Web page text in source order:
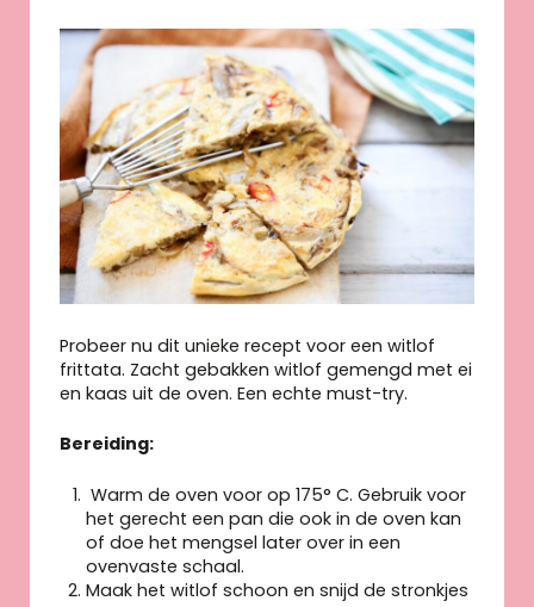
Probeer nu dit unieke recept voor een witlof
frittata. Zacht gebakken witlof gemengd met ei
en kaas uit de oven. Een echte must-try.
Bereiding:
Warm de oven voor op 175° C. Gebruik voor
het gerecht een pan die ook in de oven kan
of doe het mengsel later over in een
ovenvaste schaal.
Maak het witlof schoon en snijd de stronkjes